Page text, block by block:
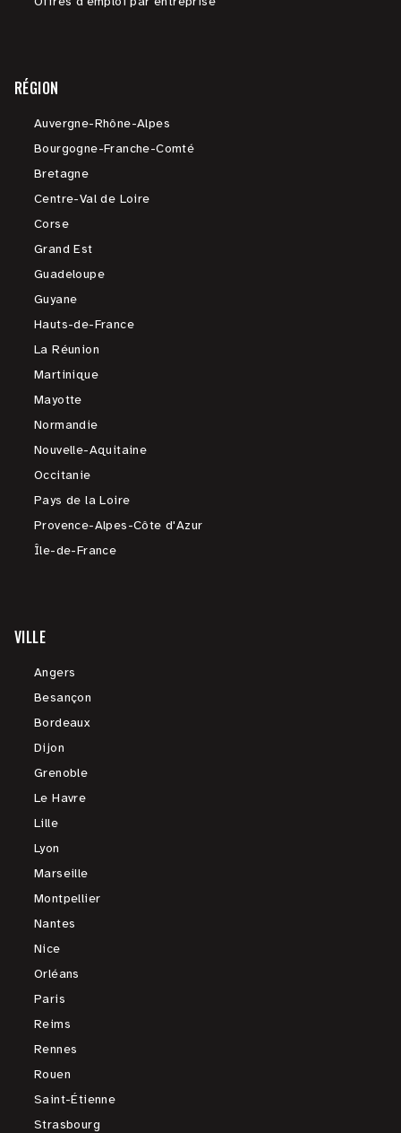
RÉGION
Auvergne-Rhône-Alpes
Bourgogne-Franche-Comté
Bretagne
Centre-Val de Loire
Corse
Grand Est
Guadeloupe
Guyane
Hauts-de-France
La Réunion
Martinique
Mayotte
Normandie
Nouvelle-Aquitaine
Occitanie
Pays de la Loire
Provence-Alpes-Côte d'Azur
Île-de-France
VILLE
Angers
Besançon
Bordeaux
Dijon
Grenoble
Le Havre
Lille
Lyon
Marseille
Montpellier
Nantes
Nice
Orléans
Paris
Reims
Rennes
Rouen
Saint-Étienne
Strasbourg